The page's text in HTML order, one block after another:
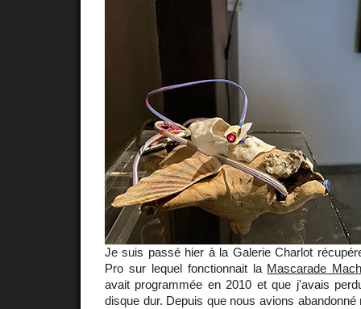
Je suis passé hier à la Galerie Charlot
Pro sur lequel fonctionnait la Mascarade
avait programmée en 2010 et que j'avais
disque dur. Depuis que nous avions